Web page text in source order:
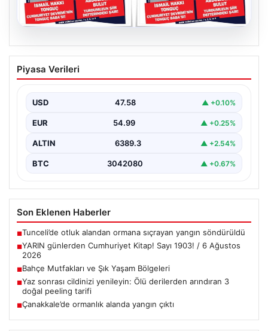
05.08.2026
YARIN günlerden Cumhuriyet Kitap!
Sayı 1903! / 6 Ağustos 2026
Piyasa Verileri
USD 47.58 ▲ +0.10%
EUR 54.99 ▲ +0.25%
ALTIN 6389.3 ▲ +2.54%
BTC 3042080 ▲ +0.67%
Son Eklenen Haberler
■Tunceli’de otluk alandan ormana sıçrayan yangın söndürüldü
■YARIN günlerden Cumhuriyet Kitap! Sayı 1903! / 6 Ağustos
2026
■Bahçe Mutfakları ve Şık Yaşam Bölgeleri
■Yaz sonrası cildinizi yenileyin: Ölü derilerden arındıran 3
doğal peeling tarifi
■Çanakkale’de ormanlık alanda yangın çıktı